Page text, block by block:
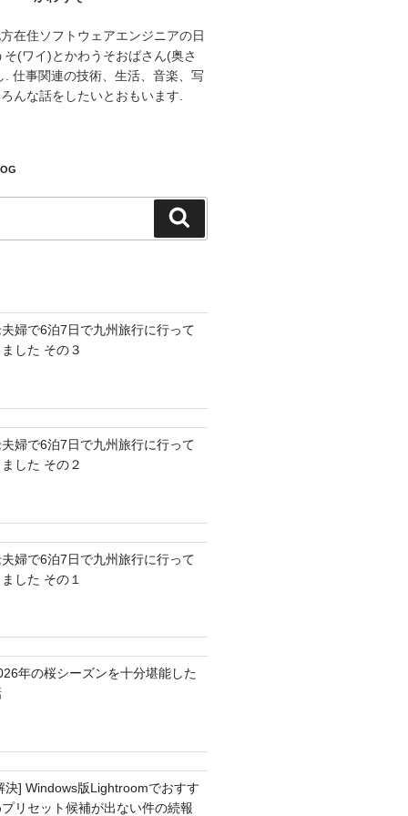
在住ソフトウェアエンジニアの日
(ワイ)とかわうそおばさん(奥さ
. 仕事関連の技術、生活、音楽、写
んな話をしたいとおもいます.
索
婦で6泊7日で九州旅行に行って
した その３
婦で6泊7日で九州旅行に行って
した その２
婦で6泊7日で九州旅行に行って
した その１
年の桜シーズンを十分堪能した
決] Windows版Lightroomでおすす
リセット候補が出ない件の続報